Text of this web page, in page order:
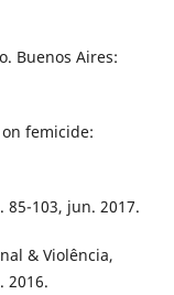
Buenos Aires:
femicide:
103, jun. 2017.
& Violência,
2016.